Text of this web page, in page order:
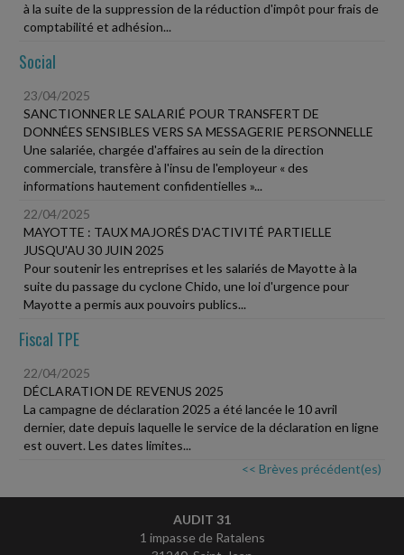
à la suite de la suppression de la réduction d'impôt pour frais de
comptabilité et adhésion...
Social
23/04/2025
SANCTIONNER LE SALARIÉ POUR TRANSFERT DE
DONNÉES SENSIBLES VERS SA MESSAGERIE PERSONNELLE
Une salariée, chargée d'affaires au sein de la direction
commerciale, transfère à l'insu de l'employeur « des
informations hautement confidentielles »...
22/04/2025
MAYOTTE : TAUX MAJORÉS D'ACTIVITÉ PARTIELLE
JUSQU'AU 30 JUIN 2025
Pour soutenir les entreprises et les salariés de Mayotte à la
suite du passage du cyclone Chido, une loi d'urgence pour
Mayotte a permis aux pouvoirs publics...
Fiscal TPE
22/04/2025
DÉCLARATION DE REVENUS 2025
La campagne de déclaration 2025 a été lancée le 10 avril
dernier, date depuis laquelle le service de la déclaration en ligne
est ouvert. Les dates limites...
<< Brèves précédent(es)
AUDIT 31
1 impasse de Ratalens